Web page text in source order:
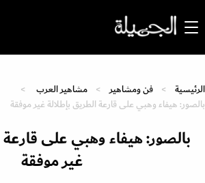
الرئيسية فن ومشاهير
مشاهير العرب
بالصور: هيفاء وهبي على قارعة الطريق بإطلالة غير موفقة
بالصور: هيفاء وهبي على قارعة
غير موفقة